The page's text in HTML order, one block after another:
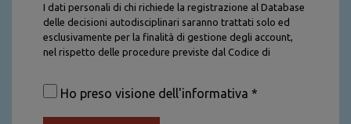
I dati personali di chi richiede la registrazione al Database
delle decisioni autodisciplinari saranno trattati solo ed
esclusivamente per la finalità di gestione degli account,
nel rispetto delle procedure previste dal Codice di
saranno trattati con tutte le cautele richieste dalla legge e
saranno conservati per la durata stabilita caso per caso
Ho preso visione dell'informativa *